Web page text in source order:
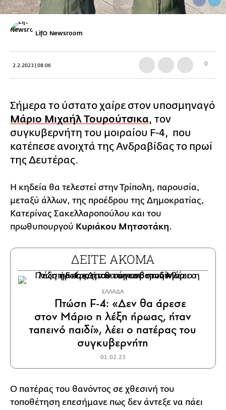
LifO Newsroom
2.2.2023 | 08:06 0
Σήμερα το ύστατο χαίρε στον υποσμηναγό
Μάριο Μιχαήλ Τουρούτσικα, τον
συγκυβερνήτη του μοιραίου F-4, που
κατέπεσε ανοιχτά της Ανδραβίδας το πρωί
της Δευτέρας.
Η κηδεία θα τελεστεί στην Τρίπολη, παρουσία,
μεταξύ άλλων, της προέδρου της Δημοκρατίας,
Κατερίνας Σακελλαροπούλου και του
πρωθυπουργού Κυριάκου Μητσοτάκη.
ΔΕΙΤΕ ΑΚΟΜΑ
ΕΛΛΑΔΑ
Πτώση F-4: «Δεν θα άρεσε
στον Μάριο η λέξη ήρωας, ήταν
ταπεινό παιδί», λέει ο πατέρας του
συγκυβερνήτη
01.02.23
Ο πατέρας του θανόντος σε χθεσινή του
τοποθέτηση επεσήμανε πως δεν άντεξε να πάει